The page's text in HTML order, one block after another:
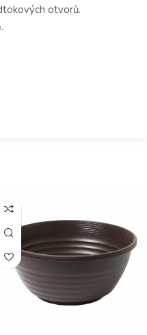
otvorů.